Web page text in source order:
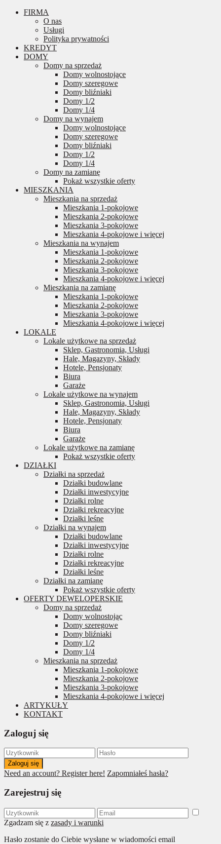
FIRMA
O nas
Usługi
Polityka prywatności
KREDYT
DOMY
Domy na sprzedaż
Domy wolnostojące
Domy szeregowe
Domy bliźniaki
Domy 1/2
Domy 1/4
Domy na wynajem
Domy wolnostojące
Domy szeregowe
Domy bliźniaki
Domy 1/2
Domy 1/4
Domy na zamianę
Pokaż wszystkie oferty
MIESZKANIA
Mieszkania na sprzedaż
Mieszkania 1-pokojowe
Mieszkania 2-pokojowe
Mieszkania 3-pokojowe
Mieszkania 4-pokojowe i więcej
Mieszkania na wynajem
Mieszkania 1-pokojowe
Mieszkania 2-pokojowe
Mieszkania 3-pokojowe
Mieszkania 4-pokojowe i więcej
Mieszkania na zamianę
Mieszkania 1-pokojowe
Mieszkania 2-pokojowe
Mieszkania 3-pokojowe
Mieszkania 4-pokojowe i więcej
LOKALE
Lokale użytkowe na sprzedaż
Sklep, Gastronomia, Usługi
Hale, Magazyny, Składy
Hotele, Pensjonaty
Biura
Garaże
Lokale użytkowe na wynajem
Sklep, Gastronomia, Usługi
Hale, Magazyny, Składy
Hotele, Pensjonaty
Biura
Garaże
Lokale użytkowe na zamianę
Pokaż wszystkie oferty
DZIAŁKI
Działki na sprzedaż
Działki budowlane
Działki inwestycyjne
Działki rolne
Działki rekreacyjne
Działki leśne
Działki na wynajem
Działki budowlane
Działki inwestycyjne
Działki rolne
Działki rekreacyjne
Działki leśne
Działki na zamianę
Pokaż wszystkie oferty
OFERTY DEWELOPERSKIE
Domy na sprzedaż
Domy wolnostojąc
Domy szeregowe
Domy bliźniaki
Domy 1/2
Domy 1/4
Mieszkania na sprzedaż
Mieszkania 1-pokojowe
Mieszkania 2-pokojowe
Mieszkania 3-pokojowe
Mieszkania 4-pokojowe i więcej
ARTYKUŁY
KONTAKT
Zaloguj się
Zaloguj się
Need an account? Register here! Zapomniałeś hasła?
Zarejestruj się
Zgadzam się z zasady i warunki
Hasło zostanie do Ciebie wysłane w wiadomości email